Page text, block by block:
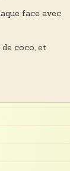
face avec
coco, et